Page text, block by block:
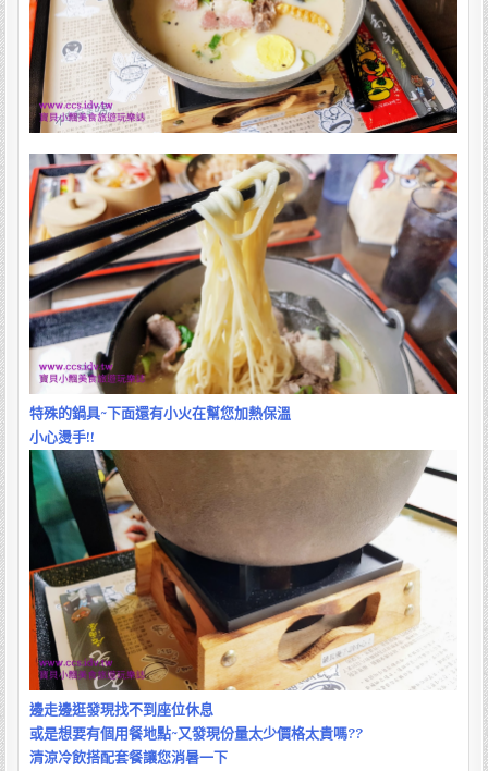
特殊的鍋具~下面還有小火在幫您加熱保溫
小心燙手!!
邊走邊逛發現找不到座位休息
或是想要有個用餐地點~又發現份量太少價格太貴嗎??
清涼冷飲搭配套餐讓您消暑一下